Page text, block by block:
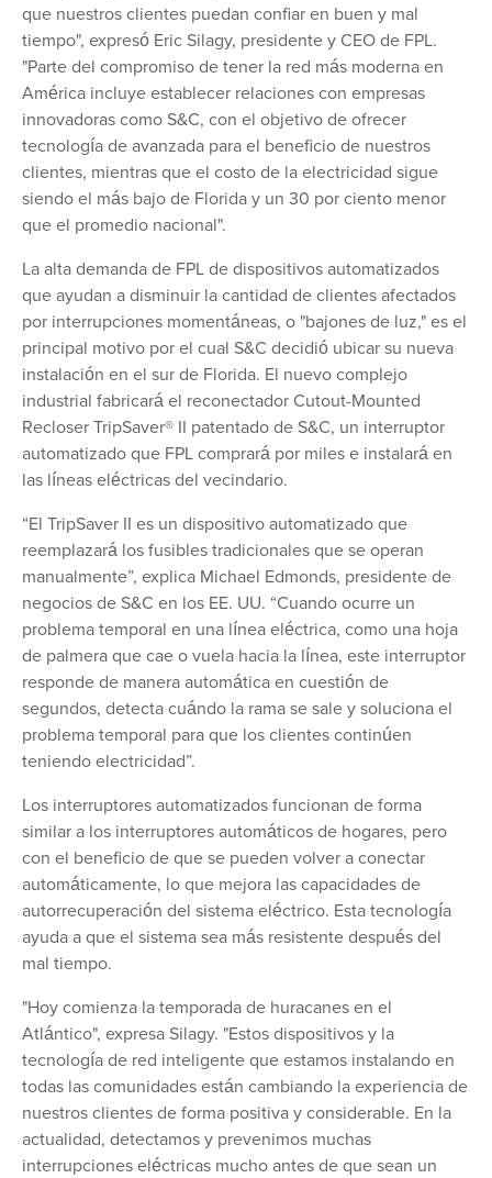
que nuestros clientes puedan confiar en buen y mal
tiempo", expresó Eric Silagy, presidente y CEO de FPL.
"Parte del compromiso de tener la red más moderna en
América incluye establecer relaciones con empresas
innovadoras como S&C, con el objetivo de ofrecer
tecnología de avanzada para el beneficio de nuestros
clientes, mientras que el costo de la electricidad sigue
siendo el más bajo de Florida y un 30 por ciento menor
que el promedio nacional".
La alta demanda de FPL de dispositivos automatizados
que ayudan a disminuir la cantidad de clientes afectados
por interrupciones momentáneas, o "bajones de luz," es el
principal motivo por el cual S&C decidió ubicar su nueva
instalación en el sur de Florida. El nuevo complejo
industrial fabricará el reconectador Cutout-Mounted
Recloser TripSaver® II patentado de S&C, un interruptor
automatizado que FPL comprará por miles e instalará en
las líneas eléctricas del vecindario.
“El TripSaver II es un dispositivo automatizado que
reemplazará los fusibles tradicionales que se operan
manualmente”, explica Michael Edmonds, presidente de
negocios de S&C en los EE. UU. “Cuando ocurre un
problema temporal en una línea eléctrica, como una hoja
de palmera que cae o vuela hacia la línea, este interruptor
responde de manera automática en cuestión de
segundos, detecta cuándo la rama se sale y soluciona el
problema temporal para que los clientes continúen
teniendo electricidad”.
Los interruptores automatizados funcionan de forma
similar a los interruptores automáticos de hogares, pero
con el beneficio de que se pueden volver a conectar
automáticamente, lo que mejora las capacidades de
autorrecuperación del sistema eléctrico. Esta tecnología
ayuda a que el sistema sea más resistente después del
mal tiempo.
"Hoy comienza la temporada de huracanes en el
Atlántico", expresa Silagy. "Estos dispositivos y la
tecnología de red inteligente que estamos instalando en
todas las comunidades están cambiando la experiencia de
nuestros clientes de forma positiva y considerable. En la
actualidad, detectamos y prevenimos muchas
interrupciones eléctricas mucho antes de que sean un